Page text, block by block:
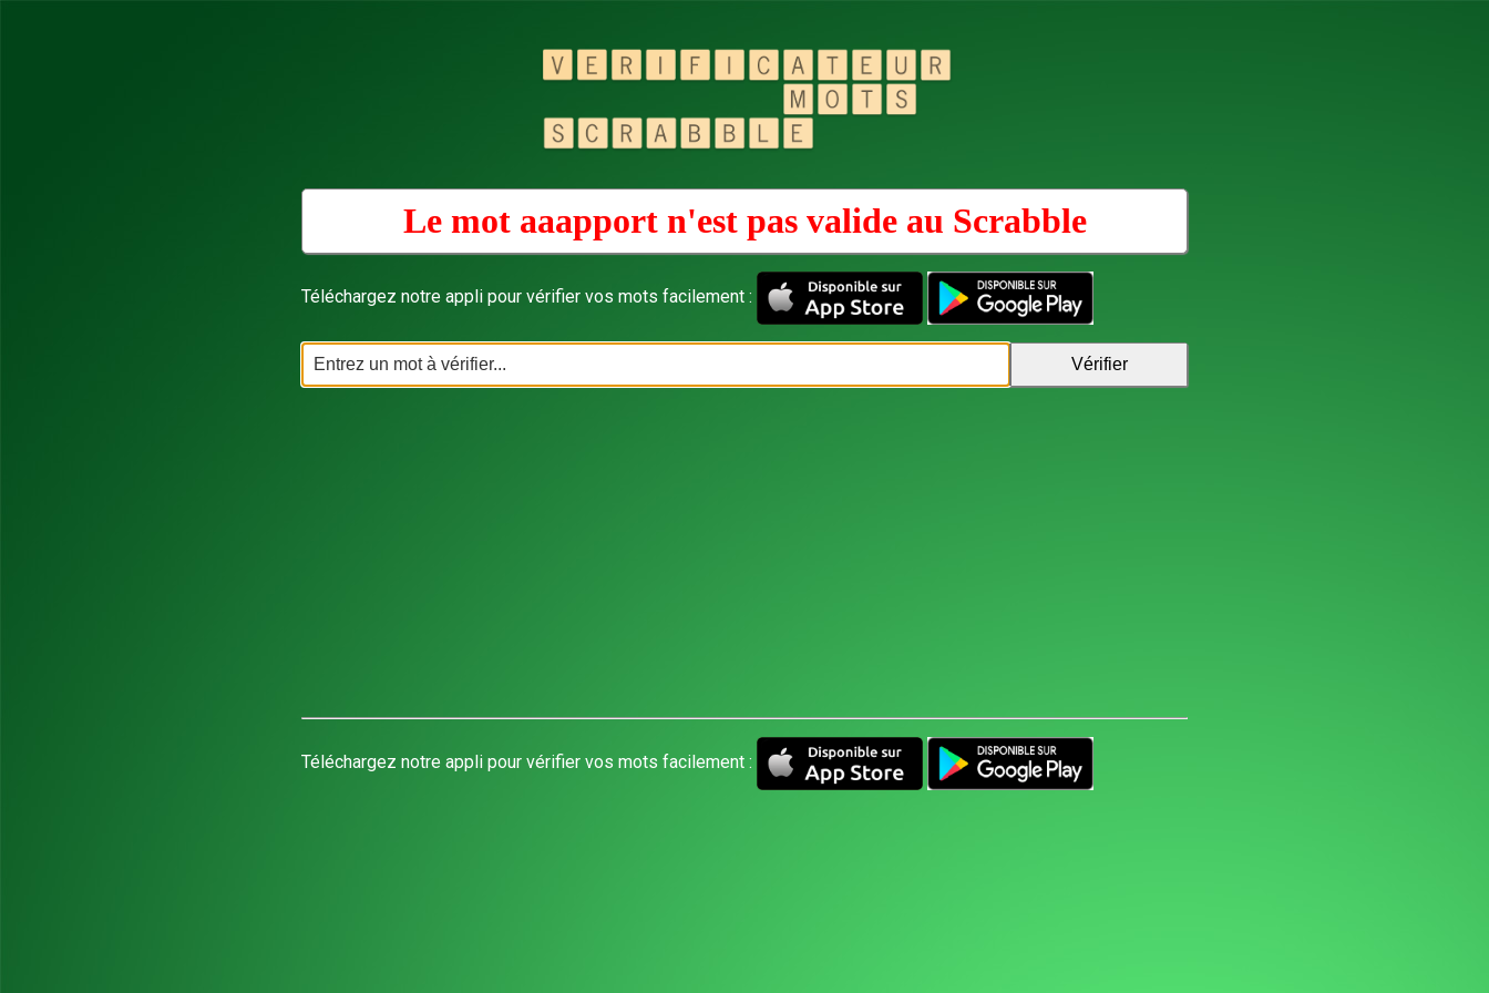
Le mot aaapport n'est pas valide au Scrabble
Téléchargez notre appli pour vérifier vos mots facilement :
Téléchargez notre appli pour vérifier vos mots facilement :